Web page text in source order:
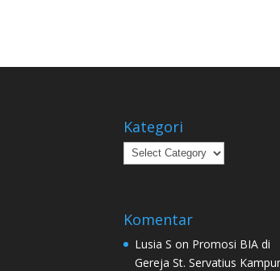
Kategori
Kategori
Komentar
Lusia S on Promosi BIA di
Gereja St. Servatius